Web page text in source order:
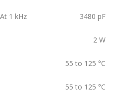
At 1 kHz 3480 pF
2 W
55 to 125 °C
55 to 125 °C